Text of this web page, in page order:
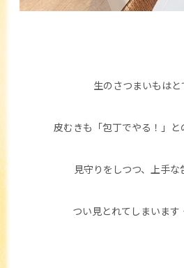
生のさつまいもはと
皮むきも「包丁でやる！」と
見守りをしつつ、上手な
つい見とれてしまいます